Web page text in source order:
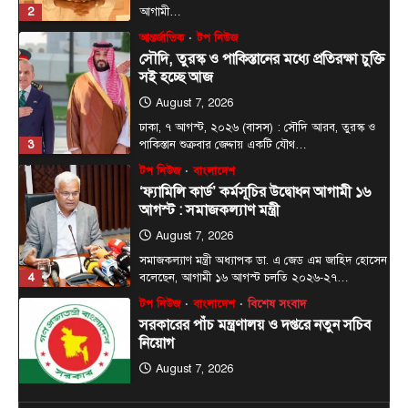
2
আগামী…
3
আন্তর্জাতিক টপ নিউজ
সৌদি, তুরস্ক ও পাকিস্তানের মধ্যে প্রতিরক্ষা চুক্তি
সই হচ্ছে আজ
August 7, 2026
ঢাকা, ৭ আগস্ট, ২০২৬ (বাসস) : সৌদি আরব, তুরস্ক ও
পাকিস্তান শুক্রবার জেদ্দায় একটি যৌথ…
4
টপ নিউজ বাংলাদেশ
‘ফ্যামিলি কার্ড’ কর্মসূচির উদ্বোধন আগামী ১৬
আগস্ট : সমাজকল্যাণ মন্ত্রী
August 7, 2026
সমাজকল্যাণ মন্ত্রী অধ্যাপক ডা. এ জেড এম জাহিদ হোসেন
বলেছেন, আগামী ১৬ আগস্ট চলতি ২০২৬-২৭…
টপ নিউজ বাংলাদেশ বিশেষ সংবাদ
সরকারের পাঁচ মন্ত্রণালয় ও দপ্তরে নতুন সচিব
নিয়োগ
August 7, 2026